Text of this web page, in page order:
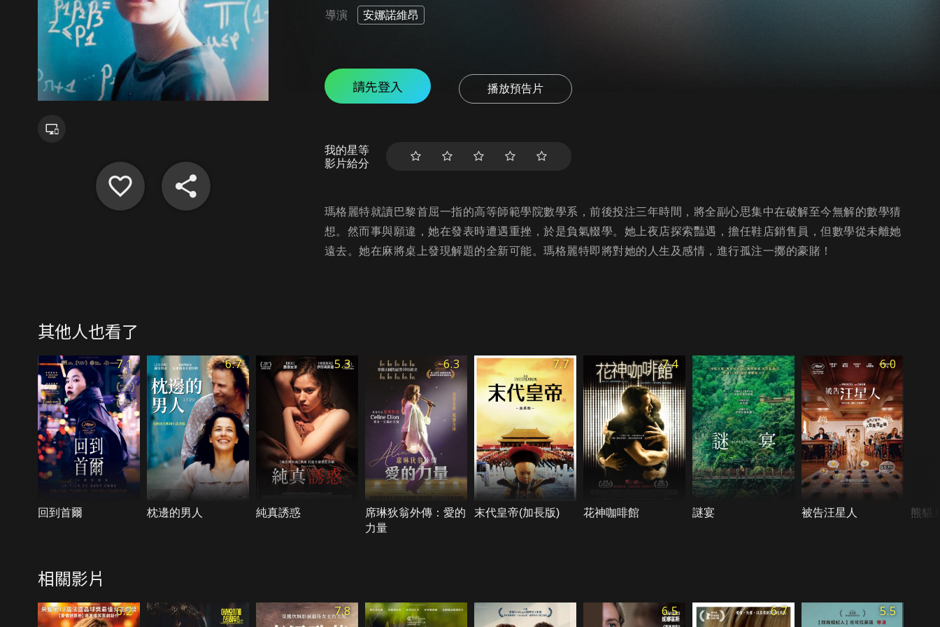
導演 安娜諾維昂
請先登入 播放預告片
我的星等
影片給分
瑪格麗特就讀巴黎首屈一指的高等師範學院數學系，前後投注三年時間，將全副心思集中在破解至今無解的數學猜
想。然而事與願違，她在發表時遭遇重挫，於是負氣輟學。她上夜店探索豔遇，擔任鞋店銷售員，但數學從未離她
遠去。她在麻將桌上發現解題的全新可能。瑪格麗特即將對她的人生及感情，進行孤注一擲的豪賭！
其他人也看了
7.1
回到首爾
6.7
枕邊的男人
5.3
純真誘惑
6.3
席琳狄翁外傳：愛的
力量
7.7
末代皇帝(加長版)
7.4
花神咖啡館 謎宴
6.0
被告汪星人 熊貓
相關影片
6.2 7.8 6.5 6.7 5.5